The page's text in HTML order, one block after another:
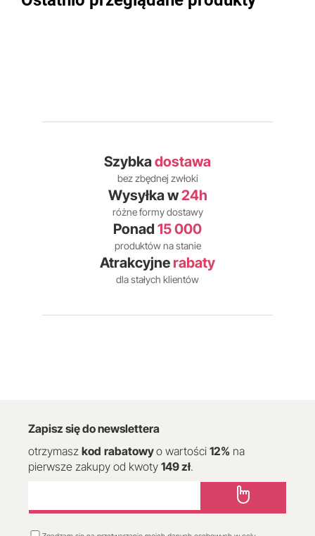
Szybkadostawa
bez zbędnej zwłoki
Wysyłka w24h
różne formy dostawy
Ponad 15 000
produktów na stanie
Atrakcyjne rabaty
dla stałych klientów
Zapisz się do newslettera
otrzymasz kod rabatowyo wartości 12% na
pierwsze zakupy od kwoty 149 zł.